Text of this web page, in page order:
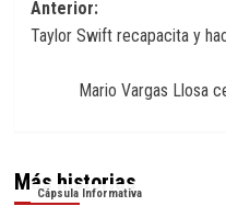
Navegación
de
entradas
Anterior:
Taylor Swift recapacita y
Mario Vargas Llosa
Más historias
Cápsula Informativa